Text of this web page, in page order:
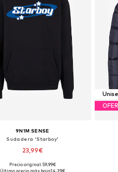
9N1M SENSE
Sudadera 'Starboy'
23,99€
Tallas disponibles: S, L, XL
Precio original: 59,99€
Último precio más bajo:14,39€